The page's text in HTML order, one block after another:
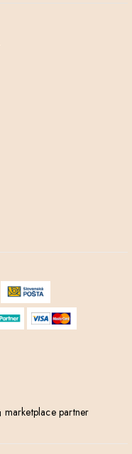
marketplace partner